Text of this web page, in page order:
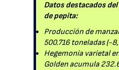
Datos destacados
de pepita:
Producción de
500.716 toneladas (-
Hegemonía varietal
Golden acumula